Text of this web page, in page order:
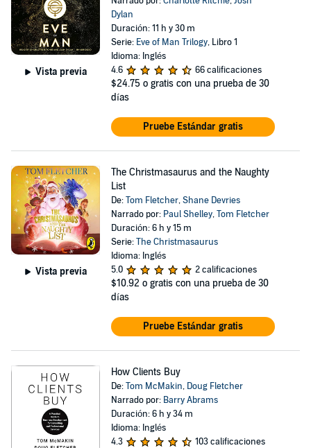
Vista previa
Dylan
Duración: 11 h y 30 m
Serie: Eve of Man Trilogy, Libro 1
Idioma: Inglés
4.6
66 calificaciones
$24.75 o gratis con una prueba de 30
días
Pruebe Estándar gratis
Vista previa
The Christmasaurus and the Naughty
List
De:Tom Fletcher,Shane Devries
Narrado por: Paul Shelley,Tom Fletcher
Duración: 6 h y 15 m
Serie:The Christmasaurus
Idioma: Inglés
5.0
2 calificaciones
$10.92 o gratis con una prueba de 30
días
Pruebe Estándar gratis
How Clients Buy
De:Tom McMakin, Doug Fletcher
Narrado por: Barry Abrams
Duración: 6 h y 34 m
Idioma: Inglés
4.3
103 calificaciones